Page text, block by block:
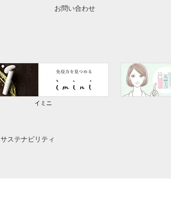
お問い合わせ
イミニ
サステナビリティ